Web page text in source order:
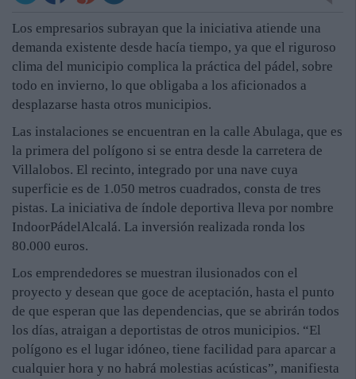
Los empresarios subrayan que la iniciativa atiende una
demanda existente desde hacía tiempo, ya que el riguroso
clima del municipio complica la práctica del pádel, sobre
todo en invierno, lo que obligaba a los aficionados a
desplazarse hasta otros municipios.
Las instalaciones se encuentran en la calle Abulaga, que es
la primera del polígono si se entra desde la carretera de
Villalobos. El recinto, integrado por una nave cuya
superficie es de 1.050 metros cuadrados, consta de tres
pistas. La iniciativa de índole deportiva lleva por nombre
IndoorPádelAlcalá. La inversión realizada ronda los
80.000 euros.
Los emprendedores se muestran ilusionados con el
proyecto y desean que goce de aceptación, hasta el punto
de que esperan que las dependencias, que se abrirán todos
los días, atraigan a deportistas de otros municipios. “El
polígono es el lugar idóneo, tiene facilidad para aparcar a
cualquier hora y no habrá molestias acústicas”, manifiesta